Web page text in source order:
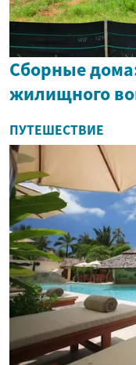
Сборные
жилищного
ПУТЕШЕСТВИЕ